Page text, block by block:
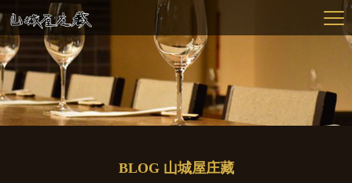
BLOG 山城屋庄藏